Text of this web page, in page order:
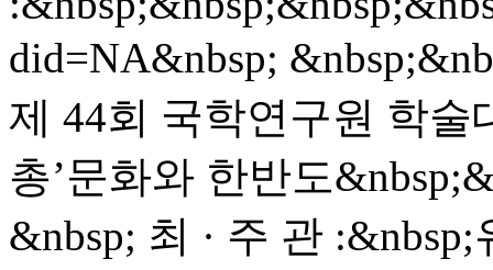
did=NA&nbsp;
제 44회 국학연구원 학술
총’문화와 한반도
&nbsp; 최 · 주 관